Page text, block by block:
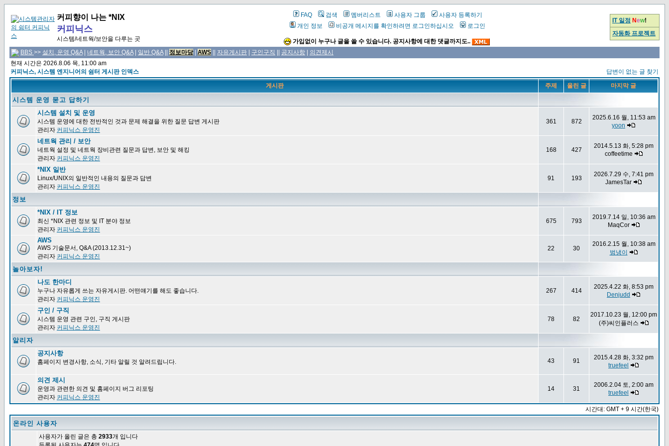
커피향이 나는 *NIX
커피닉스
시스템/네트웍/보안을 다루는 곳
FAQ 검색 멤버리스트 사용자 그룹
사용자 등록하기
개인 정보
비공개 메시지를 확인하려면 로그인하십시오 로그인
가입없이 누구나 글을 쓸 수 있습니다. 공지사항에 대한 댓글까지도..
IT 일정 New!
자동화 프로젝트
BBS >> 설치, 운영 Q&A| 네트웍, 보안 Q&A| 일반 Q&A|| 정보마당| AWS 자유게시판 구인구직 공지사항
의견제시
현재 시간은 2026.8.06 목, 11:00 am
커피닉스, 시스템 엔지니어의 쉼터 게시판 인덱스
답변이 없는 글 찾기
게시판
주제 올린 글 마지막 글
시스템 운영 묻고 답하기
시스템 설치 및 운영
시스템 운영에 대한 전반적인 것과 문제 해결을 위한 질문 답변 게시판
관리자 커피닉스 운영진
361 872
2025.6.16 월, 11:53 am
yoon
네트웍 관리 / 보안
네트웍 설정 및 네트웍 장비관련 질문과 답변, 보안 및 해킹
관리자 커피닉스 운영진
168 427
2014.5.13 화, 5:28 pm
coffeetime
*NIX 일반
Linux/UNIX의 일반적인 내용의 질문과 답변
관리자 커피닉스 운영진
91 193
2026.7.29 수, 7:41 pm
JamesTar
정보
*NIX / IT 정보
최신 *NIX 관련 정보 및 IT 분야 정보
관리자 커피닉스 운영진
675 793
2019.7.14 일, 10:36 am
MaqCor
AWS
AWS 기술문서, Q&A (2013.12.31~)
관리자 커피닉스 운영진
22 30
2016.2.15 월, 10:38 am
범냉이
놀아보자!
나도 한마디
누구나 자유롭게 쓰는 자유게시판. 어떤얘기를 해도 좋습니다.
관리자 커피닉스 운영진
267 414
2025.4.22 화, 8:53 pm
Denjudd
구인 / 구직
시스템 운영 관련 구인, 구직 게시판
관리자 커피닉스 운영진
78 82
2017.10.23 월, 12:00 pm
(주)씨인플러스
알리자
공지사항
홈페이지 변경사항, 소식, 기타 알릴 것 알려드립니다. 43 91
2015.4.28 화, 3:32 pm
truefeel
의견 제시
운영과 관련한 의견 및 홈페이지 버그 리포팅
관리자 커피닉스 운영진
14 31
2006.2.04 토, 2:00 am
truefeel
시간대: GMT + 9 시간(한국)
온라인 사용자
사용자가 올린 글은 총 2933개 입니다